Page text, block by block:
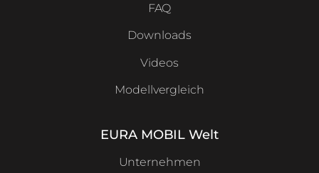
FAQ
Downloads
Videos
Modellvergleich
EURA MOBIL Welt
Unternehmen